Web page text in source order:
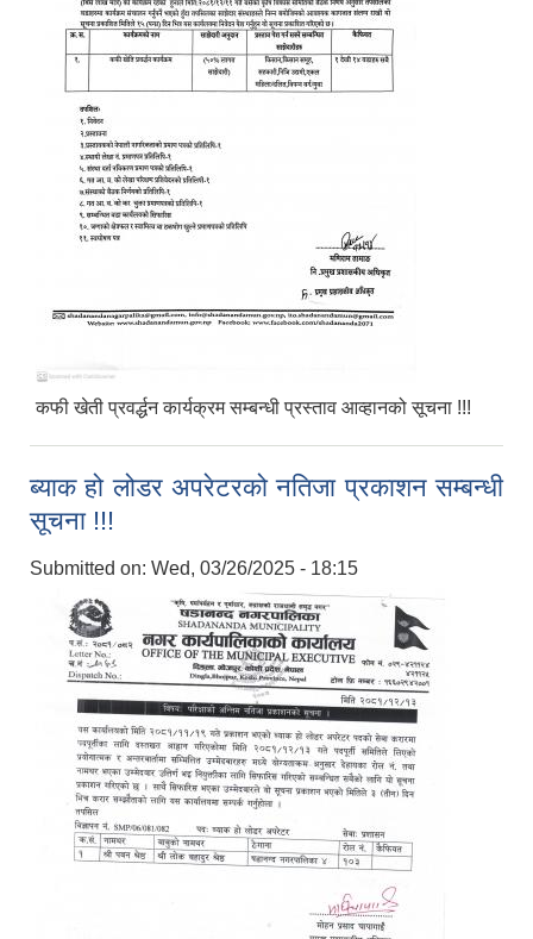
कफी खेती प्रवर्द्धन कार्यक्रम सम्बन्धी प्रस्ताव आव्हानको सूचना !!!
ब्याक हो लोडर अपरेटरको नतिजा प्रकाशन सम्बन्धी
सूचना !!!
Submitted on: Wed, 03/26/2025 - 18:15